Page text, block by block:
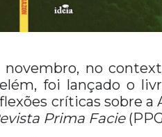
novembro, no
foi lançado o
críticas sobre
Prima Facie